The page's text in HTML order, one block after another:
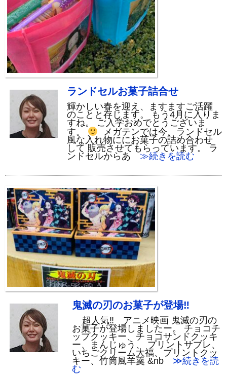
ランドセルお菓子詰合せ
輝かしい春を迎え、ますますご活躍
のことと存じます。 もう4月に入りま
すね。 ご入学おめでとうございま
す。
メガテンでは今、ランドセル
風な入れ物ににお菓子の詰め合わせ
して 販売させてもらっています。 ラ
ンドセルからあ ≫続きを読む
鬼滅の刃のお菓子が登場‼
超人気‼ アニメ映画 鬼滅の刃の
お菓子が登場しましたー。 チョコチ
ップクッキー、チョコサンドクッキ
ー、まんじゅう、 プリントサブレ、
いちごクリーム大福、プリントクッ
キー、竹筒風羊羹 &nb ≫続きを読
む